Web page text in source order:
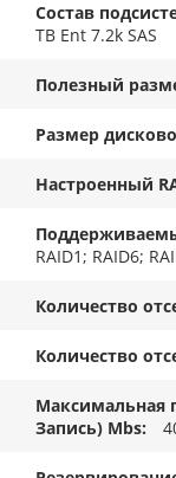
Состав
TB Ent 7.2k SAS
Полезный
Размер
Настроенный
RAID1; RAID6;
Количество
Количество
Максимальная
Запись) Mbs